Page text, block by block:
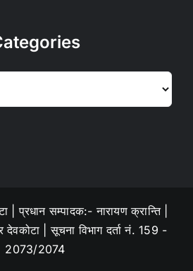
| प्रधान सम्पादक:- नारायण क्रान्ति |
देवकोटा | सूचना विभाग दर्ता नं. 159 -
2073/2074